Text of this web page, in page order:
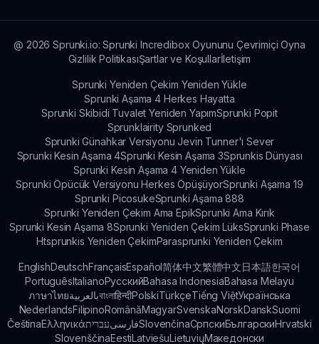
@ 2026 Sprunki.io: Sprunki Incredibox Oyununu Çevrimiçi Oyna
Gizlilik PolitikasıŞartlar ve Koşullarİletişim
Sprunki Yeniden Çekim Yeniden Yükle
Sprunki Aşama 4 Herkes Hayatta
Sprunki Skibidi Tuvalet Yeniden YapımSprunki Popit
Sprunklairity Sprunked
Sprunki Günahkar Versiyonu Jevin Tunner'ı Sever
Sprunki Kesin Aşama 4Sprunki Kesin Aşama 3Sprunkis Dünyası
Sprunki Kesin Aşama 4 Yeniden Yükle
Sprunki Öpücük Versiyonu Herkes ÖpüşüyorSprunki Aşama 19
Sprunki PicosukeSprunki Aşama 888
Sprunki Yeniden Çekim Ama EpikSprunki Ama Kırık
Sprunki Kesin Aşama 8Sprunki Yeniden Çekim LüksSprunki Phase
Htsprunkis Yeniden ÇekimParasprunki Yeniden Çekim
EnglishDeutschFrançaisEspañol简体中文繁體中文日本語한국어
PortuguêsItalianoРусскийBahasa IndonesiaBahasa Melayu
ภาษาไทยبالعربيةবাংলাहिन्दीPolskiTürkçeTiếng ViệtУкраїнська
NederlandsFilipinoRomânăMagyarSvenskaNorskDanskSuomi
ČeštinaΕλληνικάעבריתفارسیSlovenčinaСрпскиБългарскиHrvatski
SlovenščinaEestiLatviešuLietuviųМакедонски